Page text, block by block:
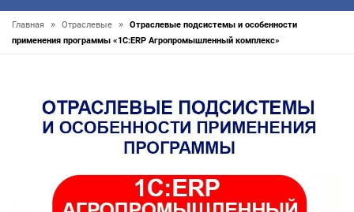
Главная » Отраслевые »
Отраслевые подсистемы и особенности
применения программы «1С:ERP Агропромышленный комплекс»